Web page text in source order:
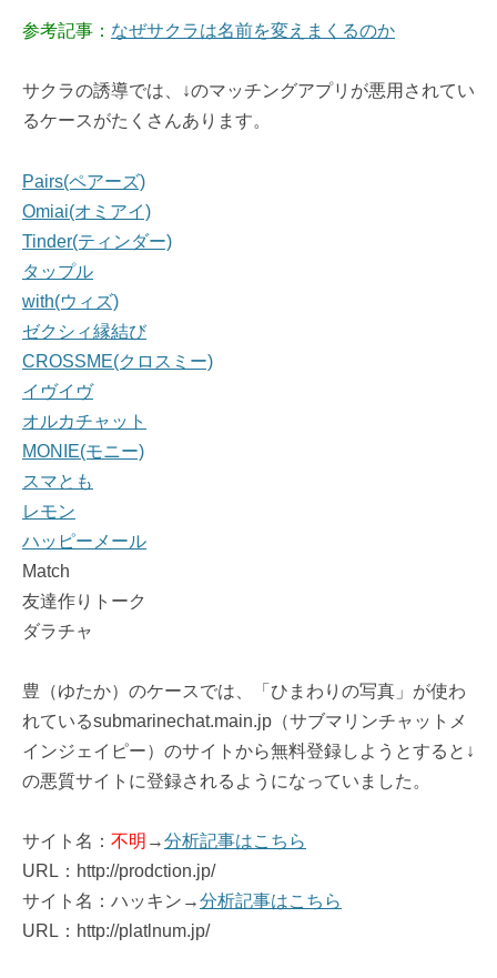
参考記事： なぜサクラは名前を変えまくるのか
サクラの誘導では、↓のマッチングアプリが悪用されてい
るケースがたくさんあります。
Pairs(ペアーズ)
Omiai(オミアイ)
Tinder(ティンダー)
タップル
with(ウィズ)
ゼクシィ縁結び
CROSSME(クロスミー)
イヴイヴ
オルカチャット
MONIE(モニー)
スマとも
レモン
ハッピーメール
Match
友達作りトーク
ダラチャ
豊（ゆたか）のケースでは、「ひまわりの写真」が使わ
れているsubmarinechat.main.jp（サブマリンチャットメ
インジェイピー）のサイトから無料登録しようとすると↓
の悪質サイトに登録されるようになっていました。
サイト名： 不明 →分析記事はこちら
URL：http://prodction.jp/
サイト名：ハッキン→分析記事はこちら
URL：http://platlnum.jp/